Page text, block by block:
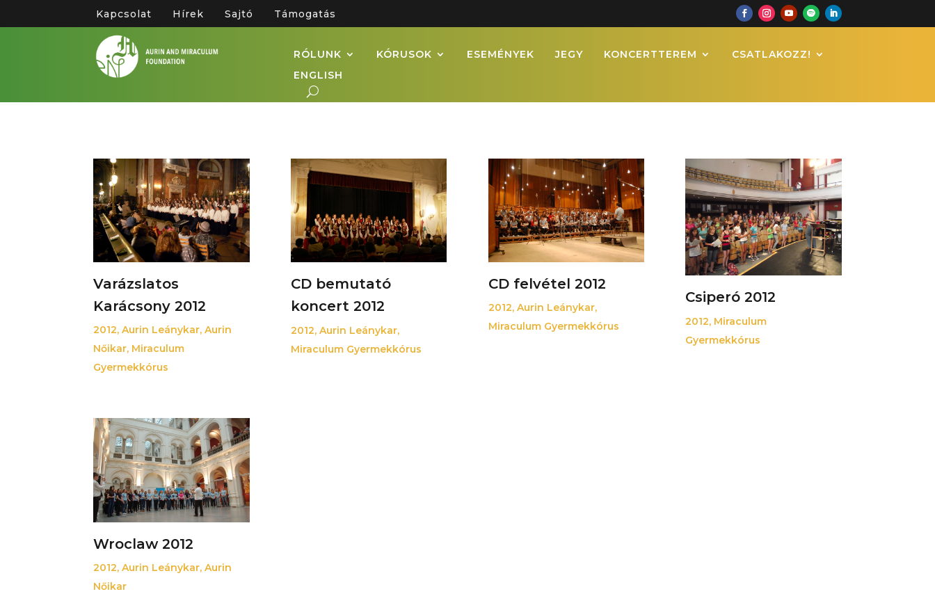
Kapcsolat Hírek Sajtó Támogatás
RÓLUNK KÓRUSOK ESEMÉNYEK JEGY KONCERTTEREM
CSATLAKOZZ!
ENGLISH
Varázslatos
Karácsony 2012
2012,Aurin Leánykar,Aurin
Nőikar, Miraculum
Gyermekkórus
CD bemutató
koncert 2012
2012, Aurin Leánykar,
Miraculum Gyermekkórus
CD felvétel 2012
2012, Aurin Leánykar,
Miraculum Gyermekkórus
Csiperó 2012
2012, Miraculum
Gyermekkórus
Wroclaw 2012
2012,Aurin Leánykar,Aurin
Nőikar